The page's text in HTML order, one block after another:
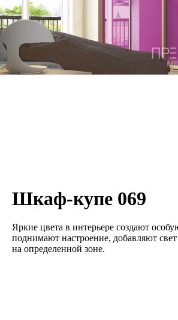
Шкаф-купе 069
Яркие цвета в интерьере создают
поднимают настроение, добавляют
на определенной зоне.